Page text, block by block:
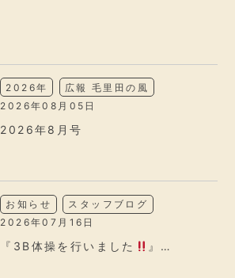
2026年
広報 毛里田の風
2026年08月05日
2026年8月号
お知らせ
スタッフブログ
2026年07月16日
『3B体操を行いました 』…